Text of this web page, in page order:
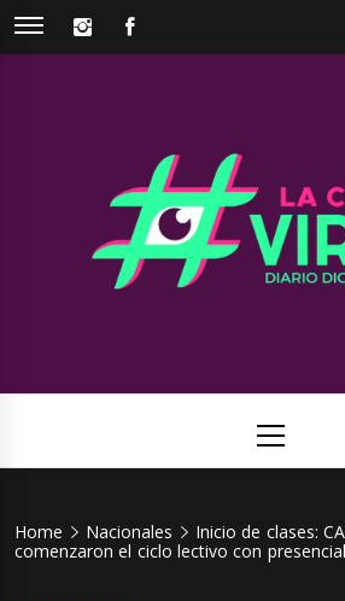
Skip
INSTAGRAM
Menu
Home Nacionales
Inicio de clases:
comenzaron el ciclo lectivo con